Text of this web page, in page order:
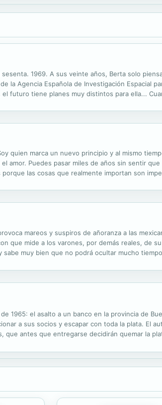
1969. A sus veinte años, Berta solo
la Agencia Española de Investigación Espacial
futuro tiene planes muy distintos para ella...
quien marca un nuevo principio y al mismo
amor. Puedes pasar miles de años sin sentir
las cosas que realmente importan son
mareos y suspiros de añoranza a las
que mide a los varones, por demás reales, de
muy bien que no podrá ocultar mucho
1965: el asalto a un banco en la provincia de
a sus socios y escapar con toda la plata. El
que antes que entregarse decidirán quemar la